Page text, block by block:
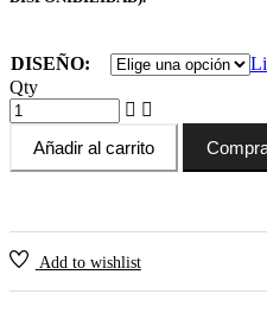
DISEÑO:
Qty
Añadir al carrito
Add to wishlist